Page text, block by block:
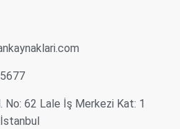
No: 62 Lale İş Merkezi Kat: 1